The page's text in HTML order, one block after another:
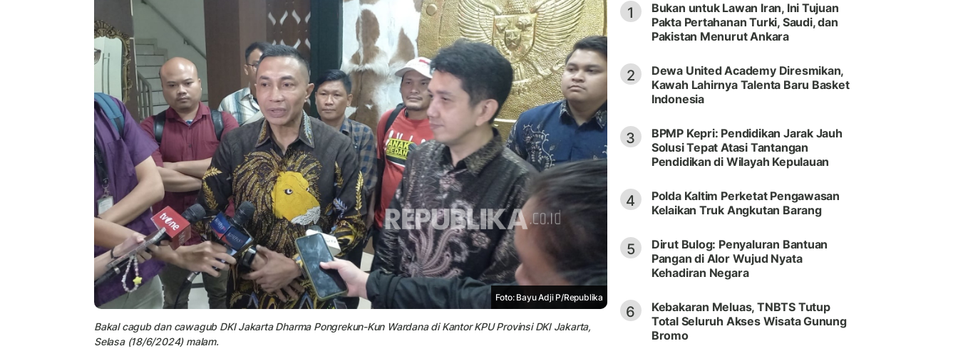
Foto: Bayu Adji P/Republika
Bakal cagub dan cawagub DKI Jakarta Dharma Pongrekun-Kun Wardana di Kantor KPU Provinsi DKI Jakarta,
Selasa (18/6/2024) malam.
1
Bukan untuk Lawan Iran, Ini Tujuan
Pakta Pertahanan Turki, Saudi, dan
Pakistan Menurut Ankara
2
Dewa United Academy Diresmikan,
Kawah Lahirnya Talenta Baru Basket
Indonesia
3
BPMP Kepri: Pendidikan Jarak Jauh
Solusi Tepat Atasi Tantangan
Pendidikan di Wilayah Kepulauan
4
Polda Kaltim Perketat Pengawasan
Kelaikan Truk Angkutan Barang
5
Dirut Bulog: Penyaluran Bantuan
Pangan di Alor Wujud Nyata
Kehadiran Negara
6
Kebakaran Meluas, TNBTS Tutup
Total Seluruh Akses Wisata Gunung
Bromo